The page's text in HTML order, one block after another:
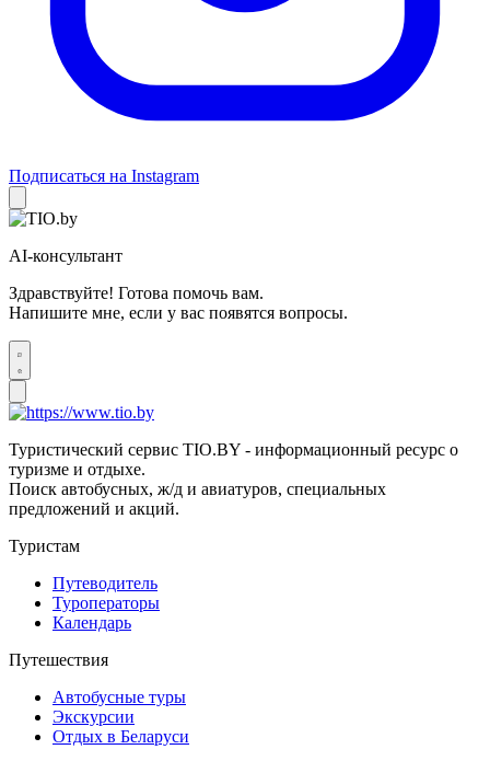
Подписаться на Instagram
AI-консультант
Здравствуйте! Готова помочь вам.
Напишите мне, если у вас появятся вопросы.
Туристический сервис TIO.BY - информационный ресурс о
туризме и отдыхе.
Поиск автобусных, ж/д и авиатуров, специальных
предложений и акций.
Туристам
Путеводитель
Туроператоры
Календарь
Путешествия
Автобусные туры
Экскурсии
Отдых в Беларуси